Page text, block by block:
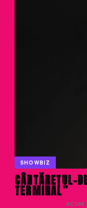
SHOWBIZ
CÂNTĂREȚUL-
TERMINAL”
· ACUM